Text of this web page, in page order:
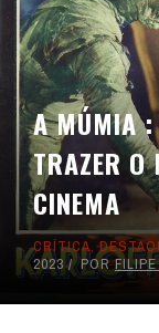
A MÚMIA :
TRAZER O
CINEMA
CRÍTICA,
2023
POR